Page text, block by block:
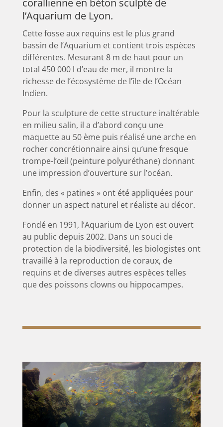
corallienne en béton sculpté de
l’Aquarium de Lyon.
Cette fosse aux requins est le plus grand
bassin de l’Aquarium et contient trois espèces
différentes. Mesurant 8 m de haut pour un
total 450 000 l d’eau de mer, il montre la
richesse de l’écosystème de l’île de l’Océan
Indien.
Pour la sculpture de cette structure inaltérable
en milieu salin, il a d’abord conçu une
maquette au 50 èmepuis réalisé une arche en
rocher concrétionnaire ainsi qu’une fresque
trompe-l’œil (peinture polyuréthane) donnant
une impression d’ouverture sur l’océan.
Enfin, des « patines » ont été appliquées pour
donner un aspect naturel et réaliste au décor.
Fondé en 1991, l’Aquarium de Lyon est ouvert
au public depuis 2002. Dans un souci de
protection de la biodiversité, les biologistes ont
travaillé à la reproduction de coraux, de
requins et de diverses autres espèces telles
que des poissons clowns ou hippocampes.